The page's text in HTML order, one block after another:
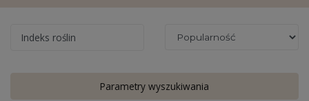
Indeks roślin
Parametry wyszukiwania